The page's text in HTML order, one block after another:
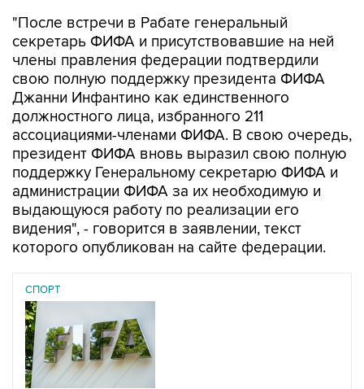
"После встречи в Рабате генеральный
секретарь ФИФА и присутствовавшие на ней
члены правления федерации подтвердили
свою полную поддержку президента ФИФА
Джанни Инфантино как единственного
должностного лица, избранного 211
ассоциациями-членами ФИФА. В свою очередь,
президент ФИФА вновь выразил свою полную
поддержку Генеральному секретарю ФИФА и
администрации ФИФА за их необходимую и
выдающуюся работу по реализации его
видения", - говорится в заявлении, текст
которого опубликован на сайте федерации.
СПОРТ